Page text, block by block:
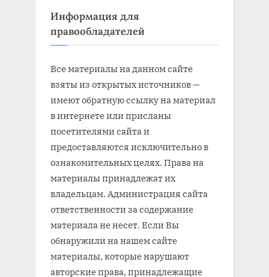
Информация для
правообладателей
Все материалы на данном сайте
взяты из открытых источников —
имеют обратную ссылку на материал
в интернете или присланы
посетителями сайта и
предоставляются исключительно в
ознакомительных целях. Права на
материалы принадлежат их
владельцам. Администрация сайта
ответственности за содержание
материала не несет. Если Вы
обнаружили на нашем сайте
материалы, которые нарушают
авторские права, принадлежащие